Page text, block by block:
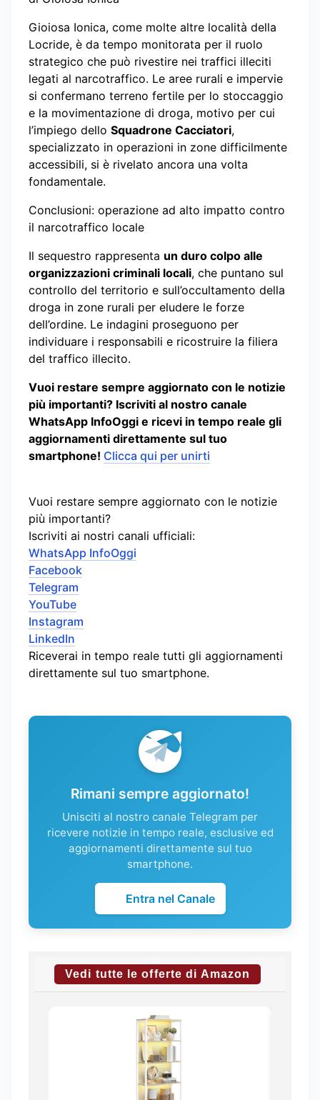
Gioiosa Ionica, come molte altre località della
Locride, è da tempo monitorata per il ruolo
strategico che può rivestire nei traffici illeciti
legati al narcotraffico. Le aree rurali e impervie
si confermano terreno fertile per lo stoccaggio
e la movimentazione di droga, motivo per cui
l’impiego dello Squadrone Cacciatori,
specializzato in operazioni in zone difficilmente
accessibili, si è rivelato ancora una volta
fondamentale.
Conclusioni: operazione ad alto impatto contro
il narcotraffico locale
Il sequestro rappresenta un duro colpo alle
organizzazioni criminali locali, che puntano sul
controllo del territorio e sull’occultamento della
droga in zone rurali per eludere le forze
dell’ordine. Le indagini proseguono per
individuare i responsabili e ricostruire la filiera
del traffico illecito.
Vuoi restare sempre aggiornato con le notizie
più importanti? Iscriviti al nostro canale
WhatsApp InfoOggi e ricevi in tempo reale gli
aggiornamenti direttamente sul tuo
smartphone! Clicca qui per unirti
Vuoi restare sempre aggiornato con le notizie
più importanti?
Iscriviti ai nostri canali ufficiali:
WhatsApp InfoOggi
Facebook
Telegram
YouTube
Instagram
LinkedIn
Riceverai in tempo reale tutti gli aggiornamenti
direttamente sul tuo smartphone.
Rimani sempre aggiornato!
Unisciti al nostro canale Telegram per
ricevere notizie in tempo reale, esclusive ed
aggiornamenti direttamente sul tuo
smartphone.
Entra nel Canale